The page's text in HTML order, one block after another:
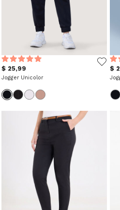
$ 25,99
Jogger Unicolor
$